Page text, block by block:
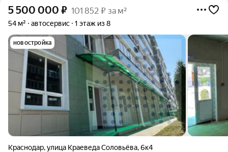
5 500 000 ₽ 101 852 ₽ за м²
54 м² автосервис 1 этаж из 8
новостройка
Краснодар,улица Краеведа Соловьёва,6к4